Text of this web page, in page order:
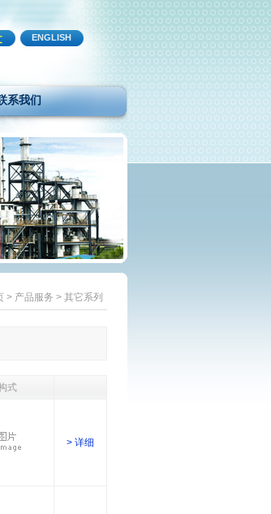
ENGLISH
系我们
> 产品服务 > 其它系列
式
> 详细